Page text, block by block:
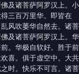
及诸菩萨阿罗汉上。小
三百万里华。即皆在
风吹萎华自然去。诸菩
及诸菩萨阿罗汉上。华
。华极自软好。胜于前
喜。俱于虚空中。大共
时。快乐不可言。诸菩